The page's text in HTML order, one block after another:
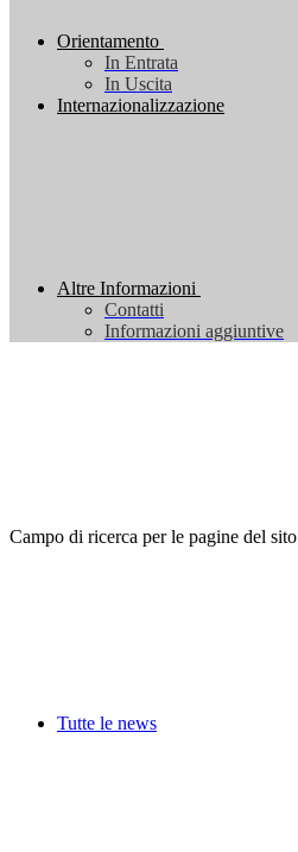
Orientamento
In Entrata
In Uscita
Internazionalizzazione
Altre Informazioni
Contatti
Informazioni aggiuntive
Campo di ricerca per le pagine del sito
Tutte le news